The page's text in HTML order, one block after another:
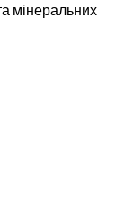
мінеральних